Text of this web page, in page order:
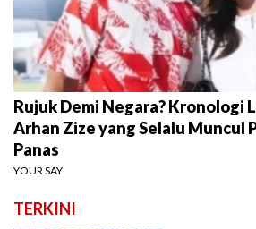
Rujuk Demi Negara? Kronologi
Arhan Zize yang Selalu Muncul
Panas
YOUR SAY
TERKINI